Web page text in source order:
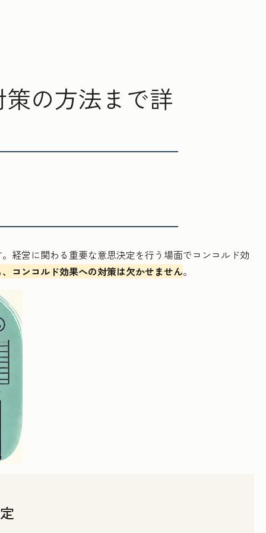
の方法まで詳
経営に関わる重要な意思決定を行う場面でコンコルド効
コンコルド効果への対策は欠かせません。